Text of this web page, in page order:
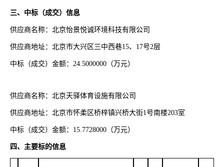
三、中标（成交）信息
供应商名称：北京怡景悦诚环境科技有限公司
供应商地址：北京市大兴区三中西巷15、17号2层
中标（成交）金额： 24.5000000（万元）
供应商名称：北京天驿体育设施有限公司
供应商地址：北京市怀柔区桥梓镇兴桥大街1号南楼203室
中标（成交）金额： 15.7728000（万元）
四、主要标的信息